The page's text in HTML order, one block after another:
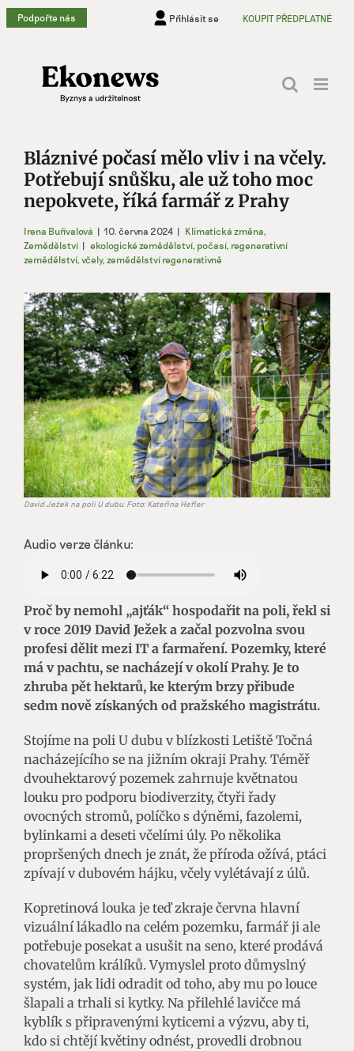
Přeskočit
na
Podpořte nás Přihlásit se KOUPIT PŘEDPLATNÉ
Bláznivé počasí mělo vliv i na včely.
Potřebují snůšku, ale už toho moc
nepokvete, říká farmář z Prahy
Irena Buřívalová | 10. června 2024 | Klimatická změna,
Zemědělství | ekologické zemědělství, počasí, regenerativní
zemědělství, včely, zemědělství regenerativně
Zobrazit
větší
obrázek
David Ježek na poli U dubu. Foto: Kateřina Hefler
Audio verze článku:
Proč by nemohl „ajťák“ hospodařit na poli, řekl si
v roce 2019 David Ježek a začal pozvolna svou
profesi dělit mezi IT a farmaření. Pozemky, které
má v pachtu, se nacházejí v okolí Prahy. Je to
zhruba pět hektarů, ke kterým brzy přibude
sedm nově získaných od pražského magistrátu.
Stojíme na poli U dubu v blízkosti Letiště Točná
nacházejícího se na jižním okraji Prahy. Téměř
dvouhektarový pozemek zahrnuje květnatou
louku pro podporu biodiverzity, čtyři řady
ovocných stromů, políčko s dýněmi, fazolemi,
bylinkami a deseti včelími úly. Po několika
propršených dnech je znát, že příroda ožívá, ptáci
zpívají v dubovém hájku, včely vylétávají z úlů.
Kopretinová louka je teď zkraje června hlavní
vizuální lákadlo na celém pozemku, farmář ji ale
potřebuje posekat a usušit na seno, které prodává
chovatelům králíků. Vymyslel proto důmyslný
systém, jak lidi odradit od toho, aby mu po louce
šlapali a trhali si kytky. Na přilehlé lavičce má
kyblík s připravenými kyticemi a výzvu, aby ti,
kdo si chtějí květiny odnést, provedli drobnou